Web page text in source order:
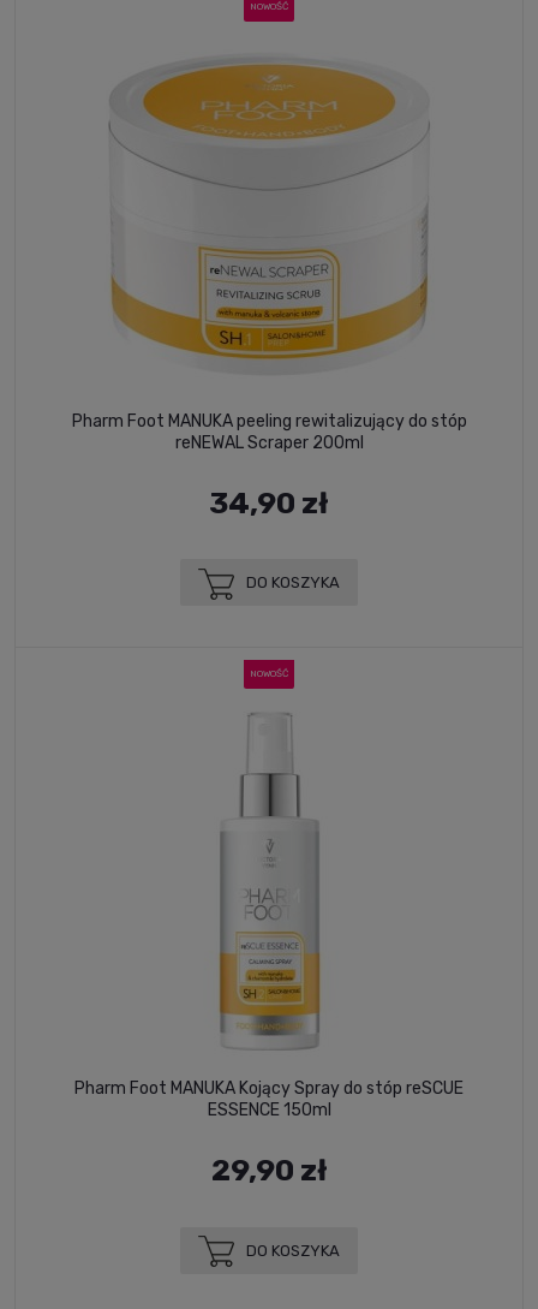
Pharm Foot MANUKA peeling rewitalizujący do stóp
reNEWAL Scraper 200ml
34,90 zł
DO KOSZYKA
NOWOŚĆ
Pharm Foot MANUKA Kojący Spray do stóp reSCUE
ESSENCE 150ml
29,90 zł
DO KOSZYKA
NOWOŚĆ